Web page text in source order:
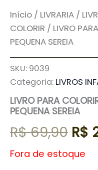
Início / LIVRARIA /
COLORIR / LIVRO
PEQUENA SEREIA
SKU: 9039
Categoria: LIVROS
LIVRO PARA
PEQUENA SEREIA
R$69,90 R$
Fora de estoque